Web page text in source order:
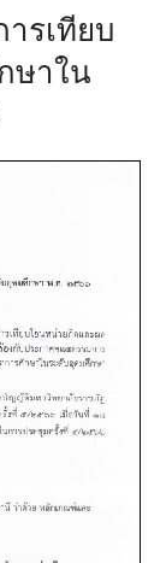
รเทียบ
ษาใน